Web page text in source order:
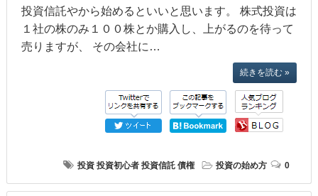
投資信託やから始めるといいと思います。 株式投資は
１社の株のみ１００株とか購入し、上がるのを待って
売りますが、 その会社に…
続きを読む »
投資 投資初心者 投資信託 債権 投資の始め方 0